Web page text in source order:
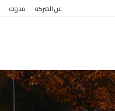
عن الشركه مدونه